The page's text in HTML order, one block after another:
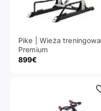
Pike | Wieża treningowa
Premium
Cena promocyjna
899€